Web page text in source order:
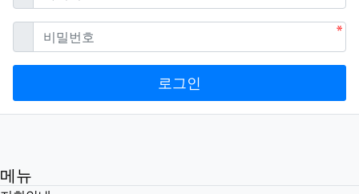
비밀번호필수
로그인
메뉴